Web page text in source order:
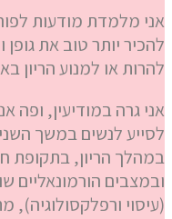
אני מלמדת מודעות
להכיר יותר טוב את גופן
להרות או למנוע הריון
אני גרה במודיעין, ופה
לסייע לנשים במשך
במהלך הריון, בתקופת
ובמצבים הורמונאליים
(עיסוי ורפלקסולוגיה),